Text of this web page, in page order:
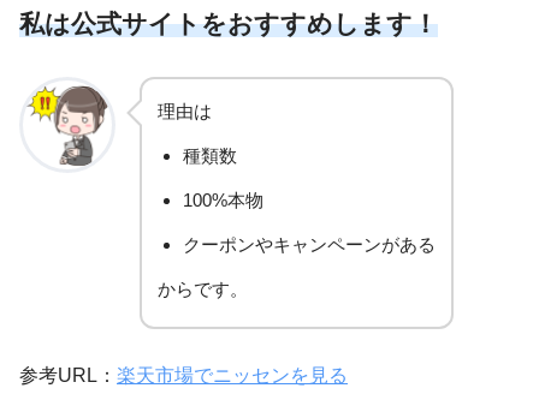
私は公式サイトをおすすめします！
理由は
種類数
100%本物
クーポンやキャンペーンがある
からです。
参考URL： 楽天市場でニッセンを見る